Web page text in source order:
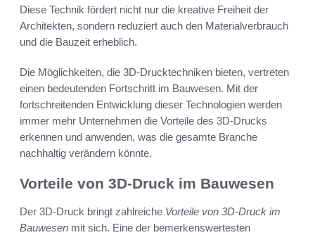
Diese Technik fördert nicht nur die kreative Freiheit der
Architekten, sondern reduziert auch den Materialverbrauch
und die Bauzeit erheblich.
Die Möglichkeiten, die 3D-Drucktechniken bieten, vertreten
einen bedeutenden Fortschritt im Bauwesen. Mit der
fortschreitenden Entwicklung dieser Technologien werden
immer mehr Unternehmen die Vorteile des 3D-Drucks
erkennen und anwenden, was die gesamte Branche
nachhaltig verändern könnte.
Vorteile von 3D-Druck im Bauwesen
Der 3D-Druck bringt zahlreiche Vorteile von 3D-Druck im
Bauwesen mit sich. Eine der bemerkenswertesten